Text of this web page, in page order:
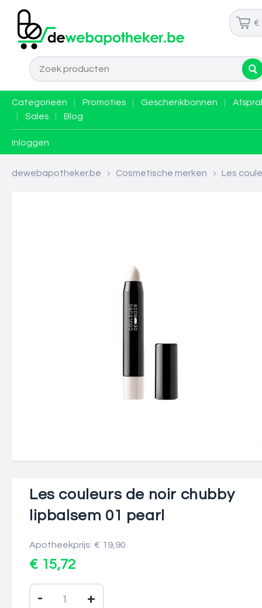
€
Categorieën Promoties Geschenkbonnen
Sales Blog
Inloggen
dewebapotheker.be > Cosmetische merken > Les
Les couleurs de noir chubby
lipbalsem 01 pearl
Apotheekprijs: € 19,90
€ 15,72
- +